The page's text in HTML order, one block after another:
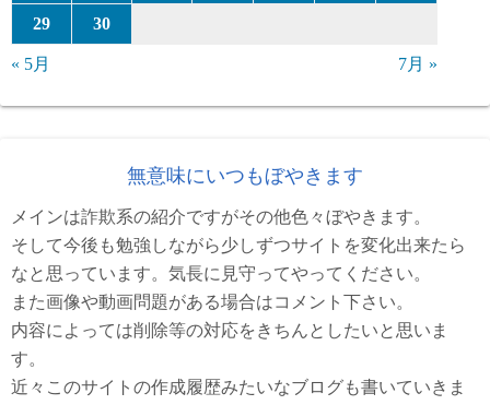
29 30
« 5月 7月 »
無意味にいつもぼやきます
メインは詐欺系の紹介ですがその他色々ぼやきます。
そして今後も勉強しながら少しずつサイトを変化出来たら
なと思っています。気長に見守ってやってください。
また画像や動画問題がある場合はコメント下さい。
内容によっては削除等の対応をきちんとしたいと思いま
す。
近々このサイトの作成履歴みたいなブログも書いていきま